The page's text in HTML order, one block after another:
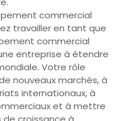
commercial
travailler en tant que
commercial
entreprise à étendre
Votre rôle
nouveaux marchés, à
internationaux, à
et à mettre